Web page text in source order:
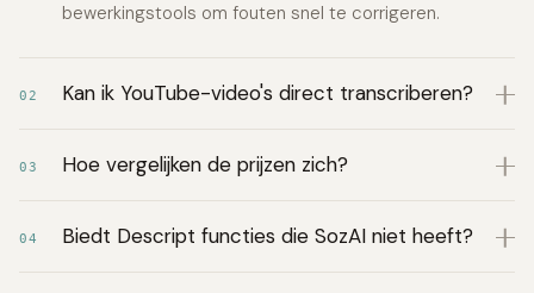
bewerkingstools om fouten snel te corrigeren.
02 Kan ik YouTube-video's direct transcriberen?
03 Hoe vergelijken de prijzen zich?
04 Biedt Descript functies die SozAI niet heeft?